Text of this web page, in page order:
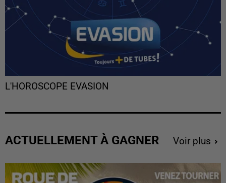
L'HOROSCOPE EVASION
ACTUELLEMENT À GAGNER Voir plus